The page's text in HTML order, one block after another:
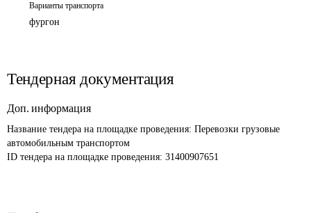
Варианты транспорта
фургон
Тендерная документация
Доп. информация
Название тендера на площадке проведения: Перевозки грузовые
автомобильным транспортом
ID тендера на площадке проведения: 31400907651